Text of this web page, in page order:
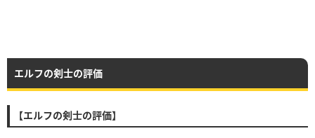
エルフの剣士の評価
【エルフの剣士の評価】